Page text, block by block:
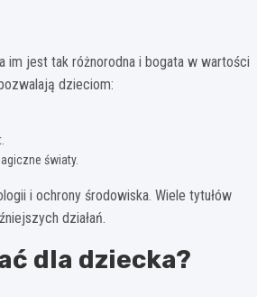
im jest tak różnorodna i bogata w wartości
dzieciom:
światy.
i ochrony środowiska. Wiele tytułów
działań.
dla dziecka?